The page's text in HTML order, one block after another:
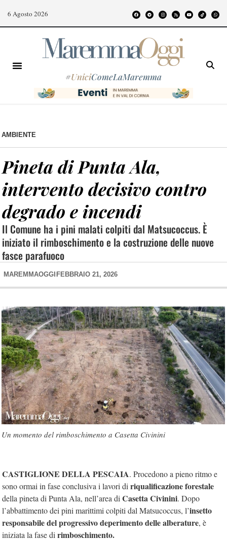
6 Agosto 2026
#UniciComeLaMaremma
AMBIENTE
Pineta di Punta Ala,
intervento decisivo contro
degrado e incendi
Il Comune ha i pini malati colpiti dal Matsucoccus. È
iniziato il rimboschimento e la costruzione delle nuove
fasce parafuoco
MAREMMAOGGI FEBBRAIO 21, 2026
Un momento del rimboschimento a Casetta Civinini
CASTIGLIONE DELLA PESCAIA. Procedono a pieno ritmo e
sono ormai in fase conclusiva i lavori di riqualificazione forestale
della pineta di Punta Ala, nell’area di Casetta Civinini. Dopo
l’abbattimento dei pini marittimi colpiti dal Matsucoccus, l’insetto
responsabile delprogressivo deperimento delle alberature, è
iniziata la fase di rimboschimento.